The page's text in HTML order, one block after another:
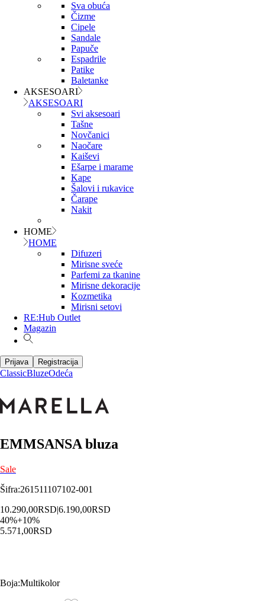
Sva obuća
Čizme
Cipele
Sandale
Papuče
Espadrile
Patike
Baletanke
AKSESOARI
AKSESOARI
Svi aksesoari
Tašne
Novčanici
Naočare
Kaiševi
Ešarpe i marame
Kape
Šalovi i rukavice
Čarape
Nakit
HOME
HOME
Difuzeri
Mirisne sveće
Parfemi za tkanine
Mirisne dekoracije
Kozmetika
Mirisni setovi
RE:Hub Outlet
Magazin
Prijava Registracija
ClassicBluzeOdeća
EMMSANSA bluza
Sale
Šifra:261511107102-001
10.290,00RSD|6.190,00RSD
40%+10%
5.571,00RSD
Boja:Multikolor